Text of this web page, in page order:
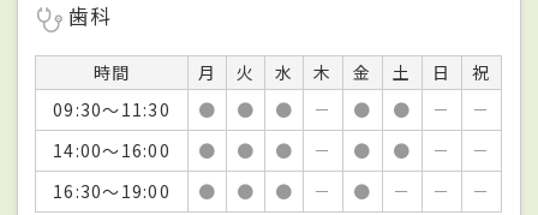
歯科
時間 月 火 水 木 金 土 日
祝
09:30～11:30
● ● ● － ● ● －
－
14:00～16:00
● ● ● － ● ● －
－
16:30～19:00
● ● ● － ● － －
－